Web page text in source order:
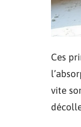
Ces
vite